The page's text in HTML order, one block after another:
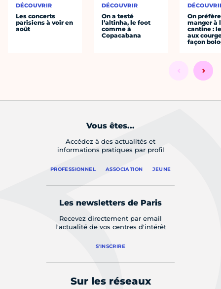
DÉCOUVRIR
Les concerts
parisiens à voir en
août
DÉCOUVRIR
On a testé
l’altinha, le foot
comme à
Copacabana
On préfère
manger à
cantine :
aux
façon
Vous êtes...
Accédez à des actualités et
informations pratiques par profil
PROFESSIONNEL ASSOCIATION JEUNE
Les newsletters de Paris
Recevez directement par email
l'actualité de vos centres d'intérêt
S'INSCRIRE
Sur les réseaux